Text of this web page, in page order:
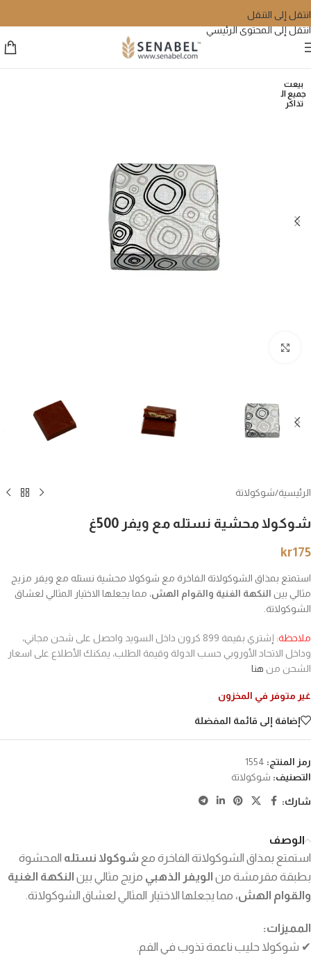
انتقل إلى التنقل
انتقل إلى المحتوى الرئيسي
بيعت
جميع ال
تذاكر
الرئيسية/شوكولاتة
شوكولا محشية نستله مع ويفر 500غ
kr175
استمتع بمذاق الشوكولاتة الفاخرة مع شوكولا محشية نستله مع ويفر مزيج
مثالي بين النكهة الغنية والقوام الهش، مما يجعلها الاختيار المثالي لعشاق
الشوكولاتة.
ملاحظة:
إشتري بقيمة 899 كرون داخل السويد واحصل على شحن مجاني،
وداخل الاتحاد الأوروبي حسب الدولة وقيمة الطلب، يمكنك الأطلاع على اسعار
الشحن من هنا
غير متوفر في المخزون
إضافة إلى قائمة المفضلة
رمز المنتج: 1554
التصنيف: شوكولاتة
شارك:
الوصف
استمتع بمذاق الشوكولاتة الفاخرة مع شوكولا نستله المحشوة
بطبقة مقرمشة من الويفر الذهبي مزيج مثالي بين النكهة الغنية
والقوام الهش، مما يجعلها الاختيار المثالي لعشاق الشوكولاتة.
المميزات:
✔ شوكولا حليب ناعمة تذوب في الفم.